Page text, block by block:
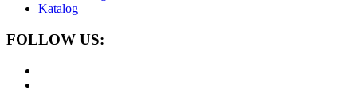
Katalog
FOLLOW US: